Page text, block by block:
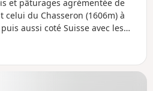
d’un passé oublié.
et pâturages agrémentée de
du Chasseron (1606m) à
aussi coté Suisse avec les
on peut voir et admirer les
et françaises.